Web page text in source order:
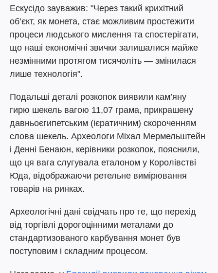
Ескусідо зауважив: "Через такий крихітний
об’єкт, як монета, стає можливим простежити
процеси людського мислення та спостерігати,
що наші економічні звички залишалися майже
незмінними протягом тисячоліть — змінилася
лише технологія".
Подальші деталі розкопок виявили кам’яну
гирю шекель вагою 11,07 грама, прикрашену
давньоєгипетським (ієратичним) скороченням
слова шекель. Археологи Міхал Мермельштейн
і Денні Бенаюн, керівники розкопок, пояснили,
що ця вага слугувала еталоном у Королівстві
Юда, відображаючи ретельне вимірювання
товарів на ринках.
Археологічні дані свідчать про те, що перехід
від торгівлі дорогоцінними металами до
стандартизованого карбування монет був
поступовим і складним процесом.